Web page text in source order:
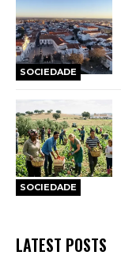
SOCIEDADE
SOCIEDADE
LATEST POSTS